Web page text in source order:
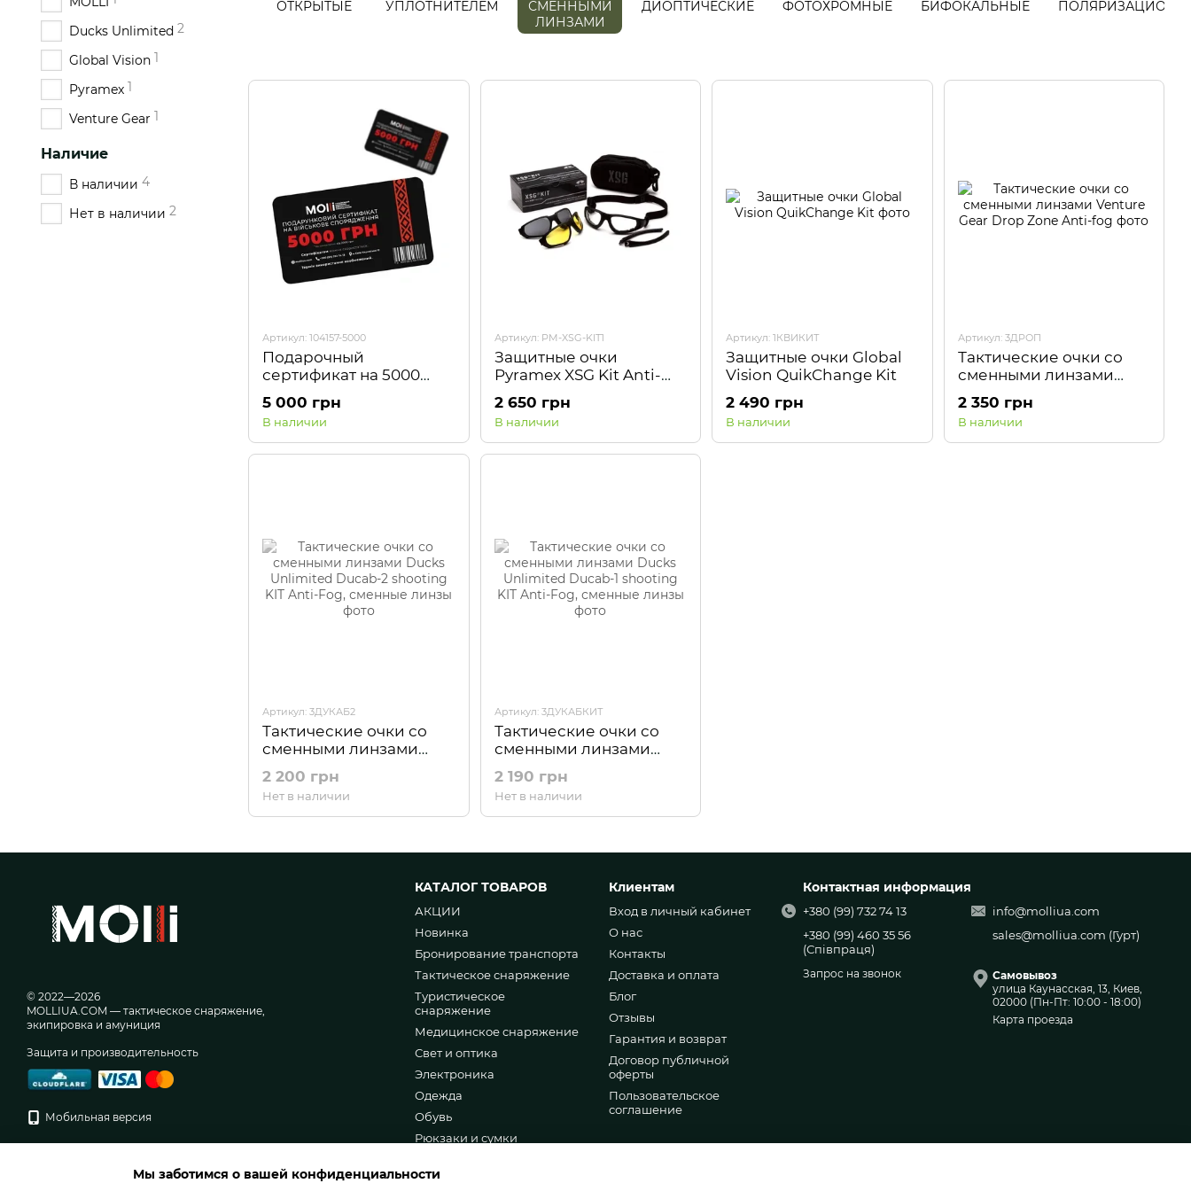
ОТКРЫТЫЕ
УПЛОТНИТЕЛЕМ
СМЕННЫМИ
ЛИНЗАМИ
ДИОПТИЧЕСКИЕ
ФОТОХРОМНЫЕ
БИФОКАЛЬНЫЕ
Артикул: 104157-5000
Подарочный
сертификат на 5000
ГРН
5 000 грн
В наличии
Артикул: PM-XSG-KIT1
Защитные очки
Pyramex XSG Kit Anti-
Fog, сменные линзы
2 650 грн
В наличии
Артикул: 1КВИКИТ
Защитные очки Global
Vision QuikChange Kit
2 490 грн
В наличии
Артикул: 3ДРОП
Тактические очки со
сменными линзами
Venture Gear Drop Zone
Anti-fog
2 350 грн
В наличии
Артикул: 3ДУКАБ2
Тактические очки со
сменными линзами
Ducks Unlimited Ducab-
2 shooting KIT Anti-Fog,
сменные линзы
2 200 грн
Нет в наличии
Артикул: 3ДУКАБКИТ
Тактические очки со
сменными линзами
Ducks Unlimited Ducab-
1 shooting KIT Anti-Fog,
сменные линзы
2 190 грн
Нет в наличии
Ducks Unlimited 2
Global Vision 1
Pyramex 1
Venture Gear 1
Наличие
В наличии 4
Нет в наличии 2
© 2022—2026
MOLLIUA.COM — тактическое снаряжение,
экипировка и амуниция
Защита и производительность
Мобильная версия
КАТАЛОГ ТОВАРОВ
АКЦИИ
Новинка
Бронирование транспорта
Тактическое снаряжение
Туристическое
снаряжение
Медицинское снаряжение
Свет и оптика
Электроника
Одежда
Обувь
Рюкзаки и сумки
Ножи и мультитулы
Клиентам
Вход в личный кабинет
О нас
Контакты
Доставка и оплата
Блог
Отзывы
Гарантия и возврат
Договор публичной
оферты
Пользовательское
соглашение
Контактная информация
+380 (99) 732 74 13
+380 (99) 460 35 56
(Співпраця)
Запрос на звонок
info@molliua.com
sales@molliua.com (Гурт)
Самовывоз
улица Каунасская, 13, Киев,
02000 (Пн-Пт: 10:00 - 18:00)
Карта проезда
Мы заботимся о вашей конфиденциальности